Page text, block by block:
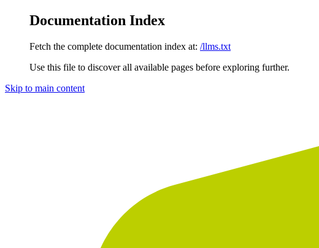
Documentation Index
Fetch the complete documentation index at: /llms.txt
Use this file to discover all available pages before exploring further.
Skip to main content